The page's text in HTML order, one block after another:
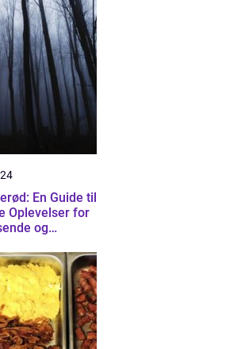
En Guide til
Oplevelser for
og